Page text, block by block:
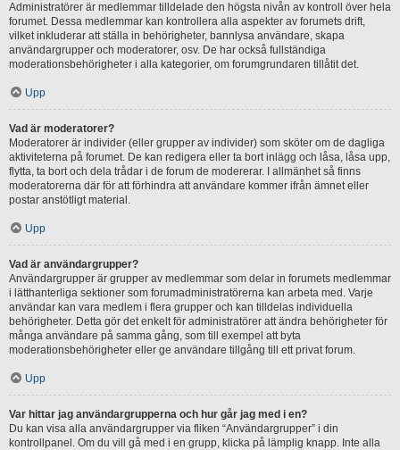
Administratörer är medlemmar tilldelade den högsta nivån av kontroll över hela
forumet. Dessa medlemmar kan kontrollera alla aspekter av forumets drift,
vilket inkluderar att ställa in behörigheter, bannlysa användare, skapa
användargrupper och moderatorer, osv. De har också fullständiga
moderationsbehörigheter i alla kategorier, om forumgrundaren tillåtit det.
Upp
Vad är moderatorer?
Moderatorer är individer (eller grupper av individer) som sköter om de dagliga
aktiviteterna på forumet. De kan redigera eller ta bort inlägg och låsa, låsa upp,
flytta, ta bort och dela trådar i de forum de modererar. I allmänhet så finns
moderatorerna där för att förhindra att användare kommer ifrån ämnet eller
postar anstötligt material.
Upp
Vad är användargrupper?
Användargrupper är grupper av medlemmar som delar in forumets medlemmar
i lätthanterliga sektioner som forumadministratörerna kan arbeta med. Varje
användar kan vara medlem i flera grupper och kan tilldelas individuella
behörigheter. Detta gör det enkelt för administratörer att ändra behörigheter för
många användare på samma gång, som till exempel att byta
moderationsbehörigheter eller ge användare tillgång till ett privat forum.
Upp
Var hittar jag användargrupperna och hur går jag med i en?
Du kan visa alla användargrupper via fliken “Användargrupper” i din
kontrollpanel. Om du vill gå med i en grupp, klicka på lämplig knapp. Inte alla